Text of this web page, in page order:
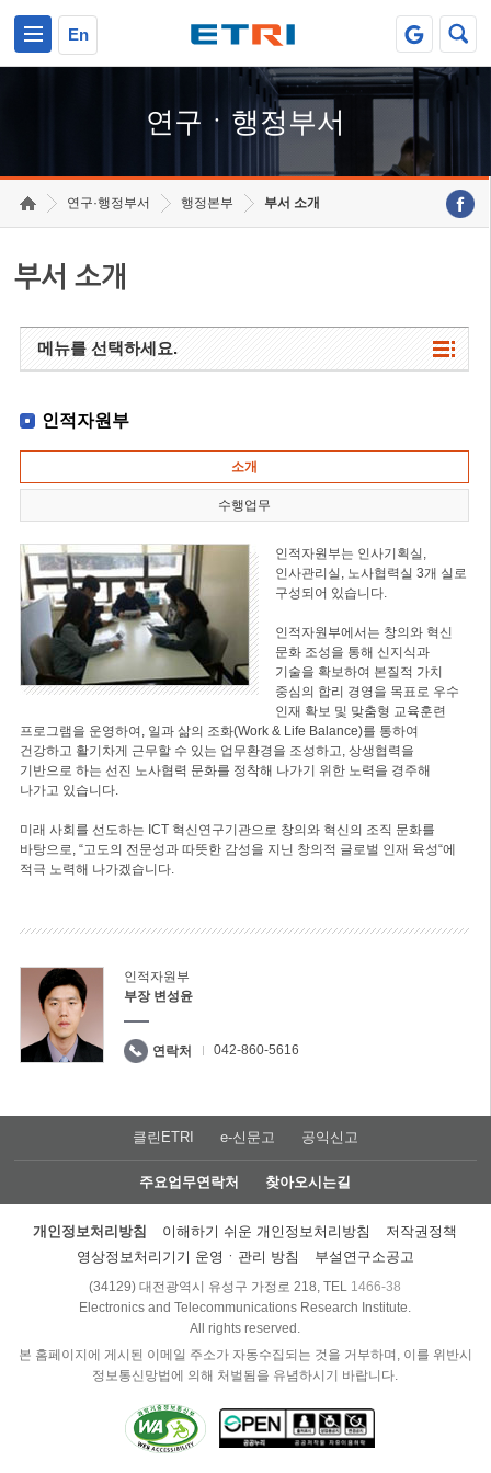
En
연구ㆍ행정부서
연구·행정부서 행정본부 부서 소개
부서 소개
메뉴를 선택하세요.
인적자원부
소개
수행업무
인적자원부는 인사기획실,
인사관리실, 노사협력실 3개 실로
구성되어 있습니다.
인적자원부에서는 창의와 혁신
문화 조성을 통해 신지식과
기술을 확보하여 본질적 가치
중심의 합리 경영을 목표로 우수
인재 확보 및 맞춤형 교육훈련
프로그램을 운영하여, 일과 삶의 조화(Work & Life Balance)를 통하여
건강하고 활기차게 근무할 수 있는 업무환경을 조성하고, 상생협력을
기반으로 하는 선진 노사협력 문화를 정착해 나가기 위한 노력을 경주해
나가고 있습니다.
미래 사회를 선도하는 ICT 혁신연구기관으로 창의와 혁신의 조직 문화를
바탕으로, “고도의 전문성과 따뜻한 감성을 지닌 창의적 글로벌 인재 육성“에
적극 노력해 나가겠습니다.
인적자원부
부장 변성윤
연락처 042-860-5616
클린ETRI e-신문고 공익신고
주요업무연락처 찾아오시는길
개인정보처리방침 이해하기 쉬운 개인정보처리방침
저작권정책
영상정보처리기기 운영ㆍ관리 방침
부설연구소공고
(34129) 대전광역시 유성구 가정로 218, TEL 1466-38
Electronics and Telecommunications Research Institute.
All rights reserved.
본 홈페이지에 게시된 이메일 주소가 자동수집되는 것을 거부하며, 이를 위반시
정보통신망법에 의해 처벌됨을 유념하시기 바랍니다.